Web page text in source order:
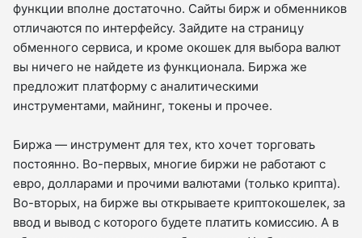
функции вполне достаточно. Сайты бирж и обменников
отличаются по интерфейсу. Зайдите на страницу
обменного сервиса, и кроме окошек для выбора валют
вы ничего не найдете из функционала. Биржа же
предложит платформу с аналитическими
инструментами, майнинг, токены и прочее.
Биржа — инструмент для тех, кто хочет торговать
постоянно. Во-первых, многие биржи не работают с
евро, долларами и прочими валютами (только крипта).
Во-вторых, на бирже вы открываете криптокошелек, за
ввод и вывод с которого будете платить комиссию. А в